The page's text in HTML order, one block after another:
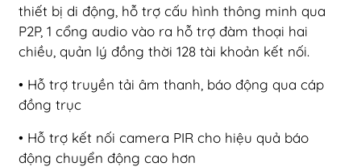
thiết bị di động, hỗ trợ cấu hình thông minh qua
P2P, 1 cổng audio vào ra hỗ trợ đàm thoại hai
chiều, quản lý đồng thời 128 tài khoản kết nối.
• Hỗ trợ truyền tải âm thanh, báo động qua cáp
đồng trục
• Hỗ trợ kết nối camera PIR cho hiệu quả báo
động chuyển động cao hơn